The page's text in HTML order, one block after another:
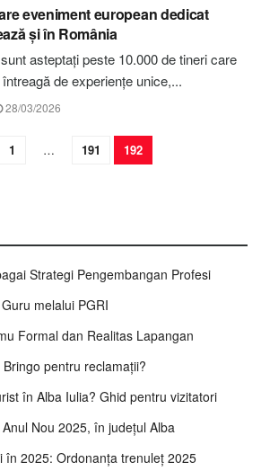
eveniment european dedicat
și în România
asteptați peste 10.000 de tineri care
de experiențe unice,...
28/03/2026
1 … 191 192
Strategi Pengembangan Profesi
melalui PGRI
Formal dan Realitas Lapangan
pentru reclamații?
în Alba Iulia? Ghid pentru vizitatori
Nou 2025, în județul Alba
în 2025: Ordonanța trenuleț 2025